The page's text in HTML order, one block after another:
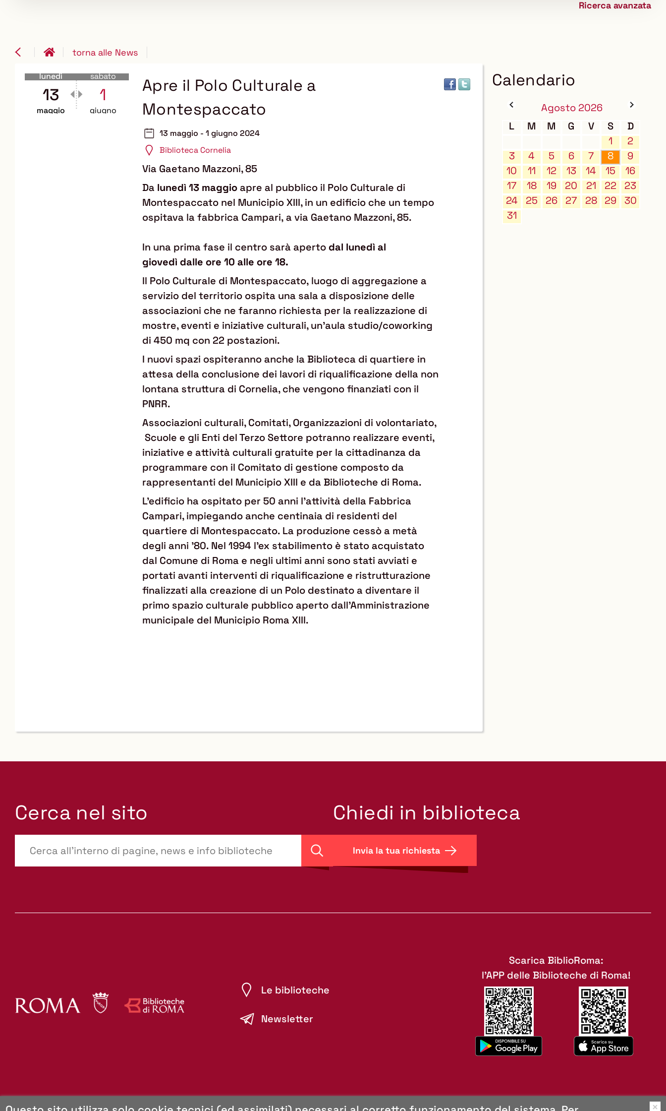
Ricerca avanzata
torna alle News
lunedì
13
maggio
sabato
1
giugno
Apre il Polo Culturale a
Montespaccato
13 maggio - 1 giugno 2024
Biblioteca Cornelia
Via Gaetano Mazzoni, 85
Da lunedì 13 maggio apre al pubblico il Polo Culturale di
Montespaccato nel Municipio XIII, in un edificio che un tempo
ospitava la fabbrica Campari, a via Gaetano Mazzoni, 85.
In una prima fase il centro sarà aperto dal lunedì al
giovedì dalle ore 10 alle ore 18.
Il Polo Culturale di Montespaccato, luogo di aggregazione a
servizio del territorio ospita una sala a disposizione delle
associazioni che ne faranno richiesta per la realizzazione di
mostre, eventi e iniziative culturali, un'aula studio/coworking
di 450 mq con 22 postazioni.
I nuovi spazi ospiteranno anche la Biblioteca di quartiere in
attesa della conclusione dei lavori di riqualificazione della non
lontana struttura di Cornelia, che vengono finanziati con il
PNRR.
Associazioni culturali, Comitati, Organizzazioni di volontariato,
Scuole e gli Enti del Terzo Settore potranno realizzare eventi,
iniziative e attività culturali gratuite per la cittadinanza da
programmare con il Comitato di gestione composto da
rappresentanti del Municipio XIII e da Biblioteche di Roma.
L'edificio ha ospitato per 50 anni l’attività della Fabbrica
Campari, impiegando anche centinaia di residenti del
quartiere di Montespaccato. La produzione cessò a metà
degli anni '80. Nel 1994 l'ex stabilimento è stato acquistato
dal Comune di Roma e negli ultimi anni sono stati avviati e
portati avanti interventi di riqualificazione e ristrutturazione
finalizzati alla creazione di un Polo destinato a diventare il
primo spazio culturale pubblico aperto dall’Amministrazione
municipale del Municipio Roma XIII.
Calendario
Agosto 2026
L
M M G V S
D
1
2
3
4 5 6 7 8
9
10
11 12 13 14 15
16
17
18 19 20 21 22
23
24
25 26 27 28 29
30
31
Cerca nel sito
site-
Cerca
Chiedi in biblioteca
Invia la tua richiesta
Le biblioteche
Newsletter
Scarica BiblioRoma:
l'APP delle Biblioteche di Roma!